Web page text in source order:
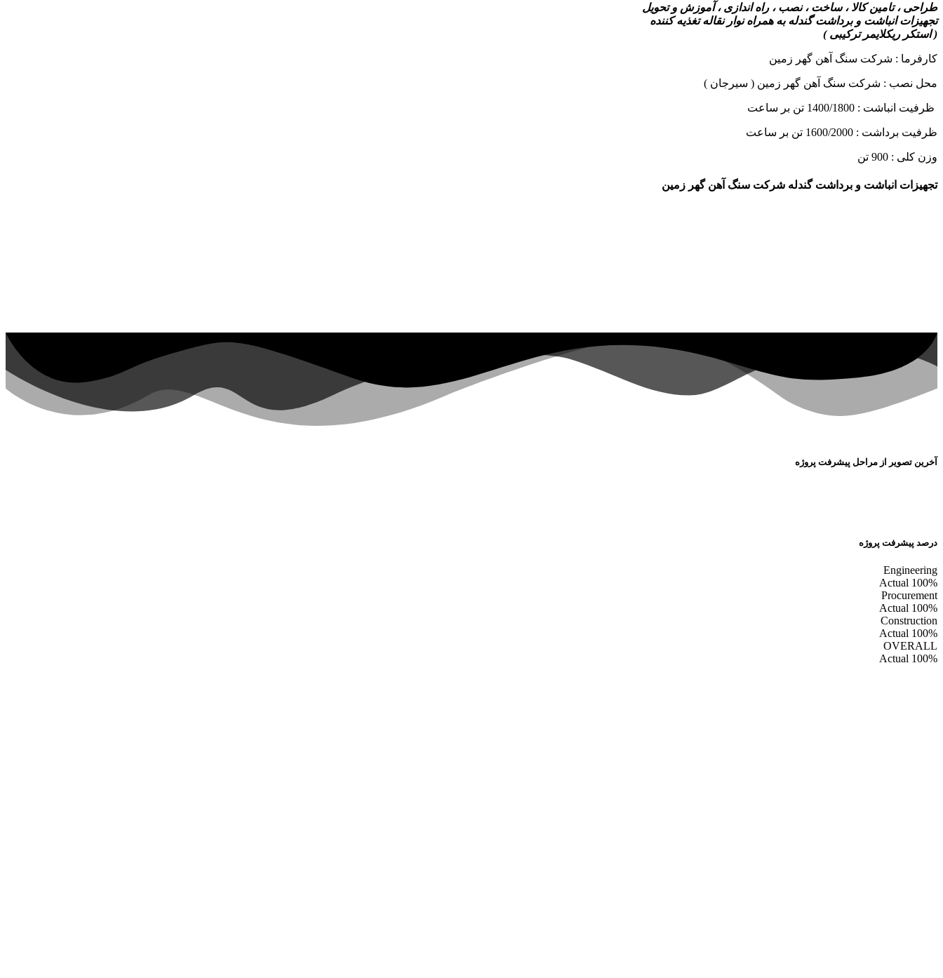
طراحی ، تامين كالا ، ساخت ، نصب ، راه اندازی ، آموزش و تحويل
تجهيزات انباشت و برداشت گندله به همراه نوار نقاله تغذيه كننده
( استكر ريكلايمر تركيبی )
كارفرما : شركت سنگ آهن گهر زمين
محل نصب : شركت سنگ آهن گهر زمين ( سيرجان )
ظرفيت انباشت : 1400/1800 تن بر ساعت
ظرفيت برداشت : 1600/2000 تن بر ساعت
وزن كلی : 900 تن
تجهیزات انباشت و برداشت گندله شرکت سنگ آهن گهر زمین
آخرین تصویر از مراحل پیشرفت پروژه
درصد پیشرفت پروژه
Engineering
Actual 100%
Procurement
Actual 100%
Construction
Actual 100%
OVERALL
Actual 100%